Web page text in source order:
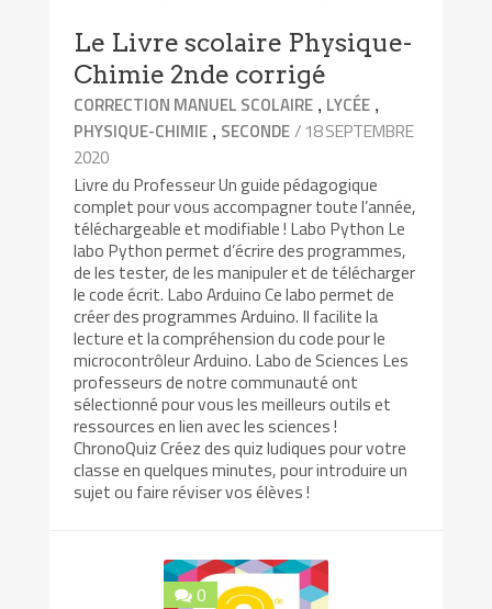
Le Livre scolaire Physique-
Chimie 2nde corrigé
CORRECTION MANUEL SCOLAIRE , LYCÉE ,
PHYSIQUE-CHIMIE , SECONDE/ 18 SEPTEMBRE
2020
Livre du Professeur Un guide pédagogique
complet pour vous accompagner toute l’année,
téléchargeable et modifiable ! Labo Python Le
labo Python permet d’écrire des programmes,
de les tester, de les manipuler et de télécharger
le code écrit. Labo Arduino Ce labo permet de
créer des programmes Arduino. Il facilite la
lecture et la compréhension du code pour le
microcontrôleur Arduino. Labo de Sciences Les
professeurs de notre communauté ont
sélectionné pour vous les meilleurs outils et
ressources en lien avec les sciences !
ChronoQuiz Créez des quiz ludiques pour votre
classe en quelques minutes, pour introduire un
sujet ou faire réviser vos élèves !
0